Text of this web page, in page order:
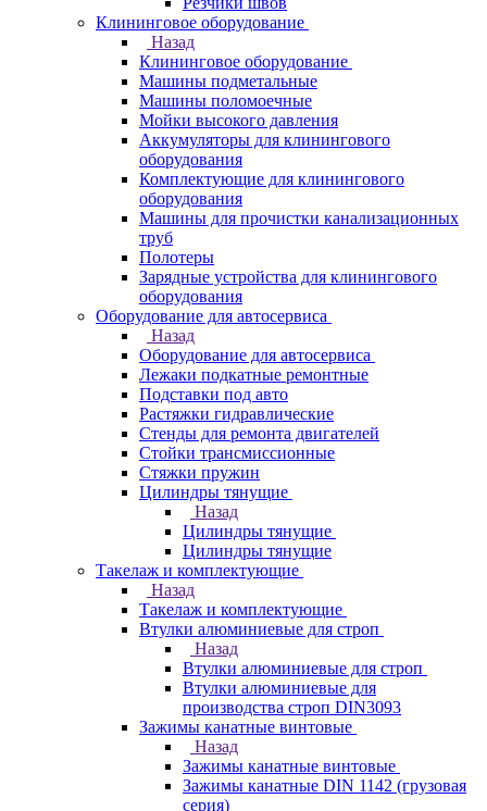
Клининговое оборудование
Назад
Клининговое оборудование
Машины подметальные
Машины поломоечные
Мойки высокого давления
Аккумуляторы для клинингового
оборудования
Комплектующие для клинингового
оборудования
Машины для прочистки канализационных
труб
Полотеры
Зарядные устройства для клинингового
оборудования
Оборудование для автосервиса
Назад
Оборудование для автосервиса
Лежаки подкатные ремонтные
Подставки под авто
Растяжки гидравлические
Стенды для ремонта двигателей
Стойки трансмиссионные
Стяжки пружин
Цилиндры тянущие
Назад
Цилиндры тянущие
Цилиндры тянущие
Такелаж и комплектующие
Назад
Такелаж и комплектующие
Втулки алюминиевые для строп
Назад
Втулки алюминиевые для строп
Втулки алюминиевые для
производства строп DIN3093
Зажимы канатные винтовые
Назад
Зажимы канатные винтовые
Зажимы канатные DIN 1142 (грузовая
серия)